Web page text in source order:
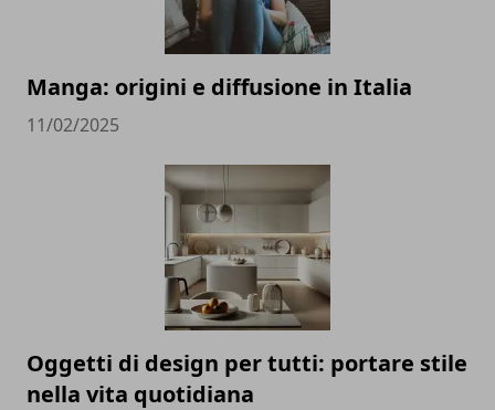
Manga: origini e diffusione in Italia
11/02/2025
Oggetti di design per tutti: portare stile
nella vita quotidiana